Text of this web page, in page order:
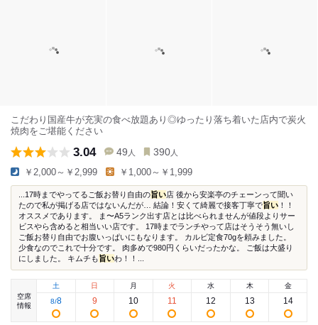
こだわり国産牛が充実の食べ放題あり◎ゆったり落ち着いた店内で炭火
焼肉をご堪能ください
3.04 49 人 390 人
￥2,000～￥2,999 ￥1,000～￥1,999
...17時までやってるご飯お替り自由の旨い店 後から安楽亭のチェーンって聞い
たので私が掲げる店ではないんだが… 結論！安くて綺麗で接客丁寧で旨い ！！
オススメであります。 ま〜A5ランク出す店とは比べられませんが値段よりサー
ビスやら含めると相当いい店です。 17時までランチやって店はそうそう無いし
ご飯お替り自由でお腹いっぱいにもなります。 カルビ定食70gを頼みました。
少食なのでこれで十分です。 肉多めで980円くらいだったかな。 ご飯は大盛り
にしました。 キムチも旨いわ！！...
空席
情報
土
8/8
日
9
月
10
火
11
水
12
木
13
金
14